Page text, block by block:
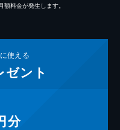
料金が発生します。
使える
ゼント
分